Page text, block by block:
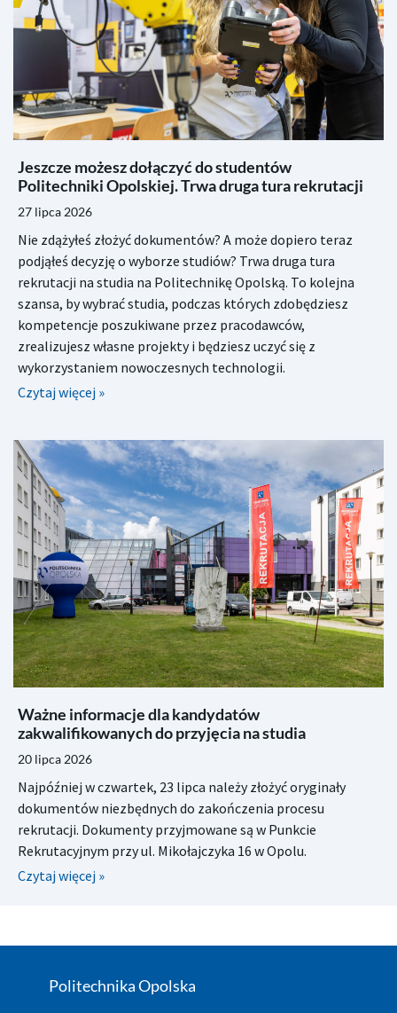
Jeszcze możesz dołączyć do studentów
Politechniki Opolskiej. Trwa druga tura rekrutacji
27 lipca 2026
Nie zdążyłeś złożyć dokumentów? A może dopiero teraz
podjąłeś decyzję o wyborze studiów? Trwa druga tura
rekrutacji na studia na Politechnikę Opolską. To kolejna
szansa, by wybrać studia, podczas których zdobędziesz
kompetencje poszukiwane przez pracodawców,
zrealizujesz własne projekty i będziesz uczyć się z
wykorzystaniem nowoczesnych technologii.
Czytaj więcej »
Ważne informacje dla kandydatów
zakwalifikowanych do przyjęcia na studia
20 lipca 2026
Najpóźniej w czwartek, 23 lipca należy złożyć oryginały
dokumentów niezbędnych do zakończenia procesu
rekrutacji. Dokumenty przyjmowane są w Punkcie
Rekrutacyjnym przy ul. Mikołajczyka 16 w Opolu.
Czytaj więcej »
Politechnika Opolska